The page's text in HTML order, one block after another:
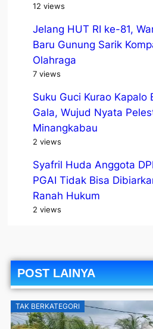
12 views
Jelang HUT RI ke-81,
Baru Gunung Sarik
Olahraga
7 views
Suku Guci Kurao Kapalo
Gala, Wujud Nyata
Minangkabau
2 views
Syafril Huda Anggota
PGAI Tidak Bisa
Ranah Hukum
2 views
POST LAINYA
TAK BERKATEGORI